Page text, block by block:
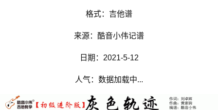
格式：吉他谱
来源：酷音小伟记谱
日期：2021-5-12
人气：数据加载中...